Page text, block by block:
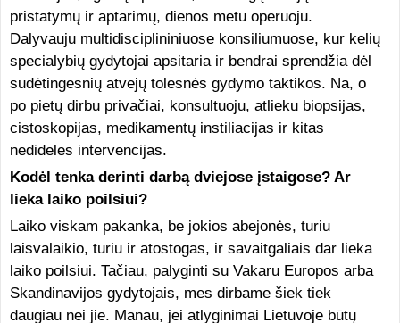
pristatymų ir aptarimų, dienos metu operuoju.
Dalyvauju multidisciplininiuose konsiliumuose, kur kelių
specialybių gydytojai apsitaria ir bendrai sprendžia dėl
sudėtingesnių atvejų tolesnės gydymo taktikos. Na, o
po pietų dirbu privačiai, konsultuoju, atlieku biopsijas,
cistoskopijas, medikamentų instiliacijas ir kitas
nedideles intervencijas.
Kodėl tenka derinti darbą dviejose įstaigose? Ar
lieka laiko poilsiui?
Laiko viskam pakanka, be jokios abejonės, turiu
laisvalaikio, turiu ir atostogas, ir savaitgaliais dar lieka
laiko poilsiui. Tačiau, palyginti su Vakaru Europos arba
Skandinavijos gydytojais, mes dirbame šiek tiek
daugiau nei jie. Manau, jei atlyginimai Lietuvoje būtų